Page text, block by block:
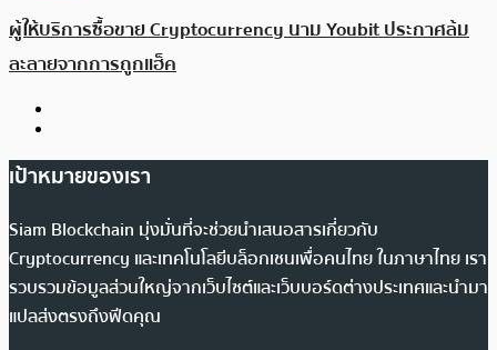
ผู้ให้บริการซื้อขาย Cryptocurrency นาม Youbit ประกาศล้ม
ละลายจากการถูกแฮ็ค
เป้าหมายของเรา
Siam Blockchain มุ่งมั่นที่จะช่วยนำเสนอสารเกี่ยวกับ
Cryptocurrency และเทคโนโลยีบล็อกเชนเพื่อคนไทย ในภาษาไทย เรา
รวบรวมข้อมูลส่วนใหญ่จากเว็บไซต์และเว็บบอร์ดต่างประเทศและนำมา
แปลส่งตรงถึงฟีดคุณ